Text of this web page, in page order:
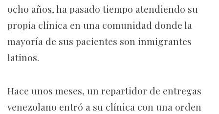
ocho años, ha pasado tiempo atendiendo su
propia clínica en una comunidad donde la
mayoría de sus pacientes son inmigrantes
latinos.
Hace unos meses, un repartidor de entregas
venezolano entró a su clínica con una orden